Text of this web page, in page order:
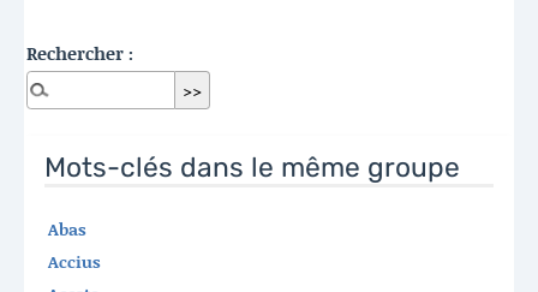
Rechercher :
Mots-clés dans le même groupe
Abas
Accius